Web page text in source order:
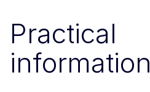
Practical
information